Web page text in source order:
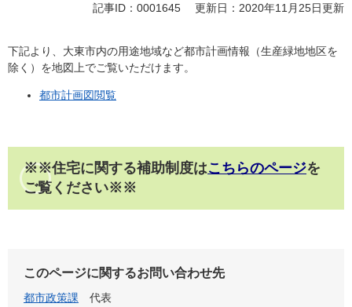
記事ID：0001645 更新日：2020年11月25日更新
下記より、大東市内の用途地域など都市計画情報（生産緑地地区を
除く）を地図上でご覧いただけます。
都市計画図閲覧
※※住宅に関する補助制度はこちらのページを
ご覧ください※※
このページに関するお問い合わせ先
都市政策課
代表